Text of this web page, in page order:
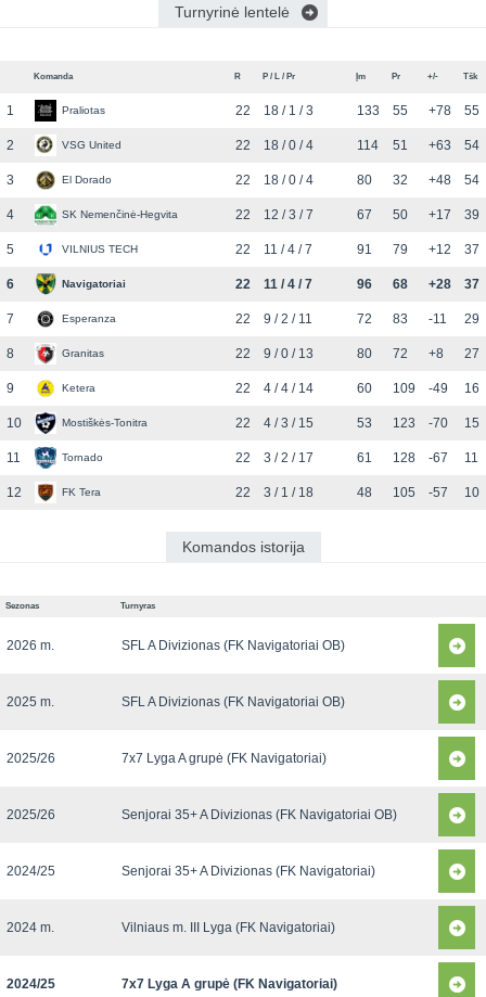
Turnyrinė lentelė
Komanda R P / L / Pr Įm Pr +/- Tšk
1 Praliotas 22 18 / 1 / 3 133 55 +78 55
2 VSG United 22 18 / 0 / 4 114 51 +63 54
3 El Dorado 22 18 / 0 / 4 80 32 +48 54
4 SK Nemenčinė-Hegvita 22 12 / 3 / 7 67 50 +17 39
5 VILNIUS TECH 22 11 / 4 / 7 91 79 +12 37
6 Navigatoriai 22 11 / 4 / 7 96 68 +28 37
7 Esperanza 22 9 / 2 / 11 72 83 -11 29
8 Granitas 22 9 / 0 / 13 80 72 +8 27
9 Ketera 22 4 / 4 / 14 60 109 -49 16
10 Mostiškės-Tonitra 22 4 / 3 / 15 53 123 -70 15
11 Tornado 22 3 / 2 / 17 61 128 -67 11
12 FK Tera 22 3 / 1 / 18 48 105 -57 10
Komandos istorija
Sezonas Turnyras
2026 m. SFL A Divizionas (FK Navigatoriai OB)
2025 m. SFL A Divizionas (FK Navigatoriai OB)
2025/26 7x7 Lyga A grupė (FK Navigatoriai)
2025/26 Senjorai 35+ A Divizionas (FK Navigatoriai OB)
2024/25 Senjorai 35+ A Divizionas (FK Navigatoriai)
2024 m. Vilniaus m. III Lyga (FK Navigatoriai)
2024/25 7x7 Lyga A grupė (FK Navigatoriai)